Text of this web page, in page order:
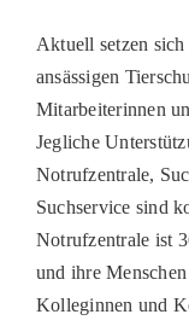
Aktuell setzen
ansässigen
Mitarbeiterinnen
Jegliche
Notrufzentrale,
Suchservice sind
Notrufzentrale ist
und ihre
Kolleginnen und